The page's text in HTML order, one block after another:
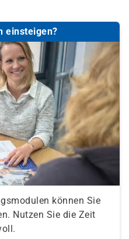
einsteigen?
können Sie
Nutzen Sie die Zeit